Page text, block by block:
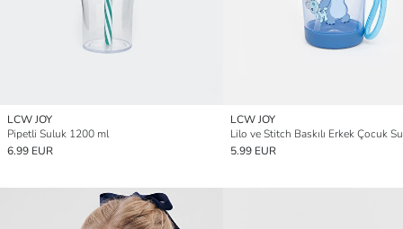
LCW JOY
Pipetli Suluk 1200 ml
6.99 EUR
LCW JOY
Lilo ve Stitch Baskılı Erkek Çocuk
5.99 EUR